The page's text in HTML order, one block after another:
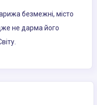
безмежні, місто
не дарма його